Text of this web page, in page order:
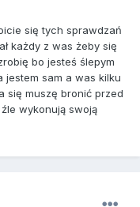
się tych sprawdzań
każdy z was żeby się
bo jesteś ślepym
jestem sam a was kilku
się muszę bronić przed
wykonują swoją